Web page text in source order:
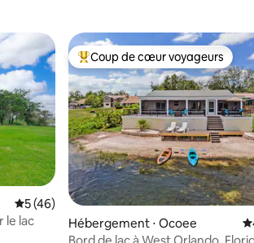
: 4,93 sur 5
appréciés
Évaluation moyenne sur la base de 46
5 (46)
le lac
Coups de cœur voyageurs les
Coup de cœur voyageurs
Hébergement ⋅ Ocoee
Bord de lac à West Orlando,